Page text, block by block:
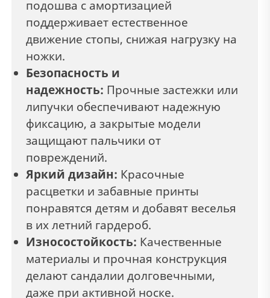
подошва с амортизацией
поддерживает естественное
движение стопы, снижая нагрузку на
ножки.
Безопасность и
надежность: Прочные застежки или
липучки обеспечивают надежную
фиксацию, а закрытые модели
защищают пальчики от
повреждений.
Яркий дизайн: Красочные
расцветки и забавные принты
понравятся детям и добавят веселья
в их летний гардероб.
Износостойкость: Качественные
материалы и прочная конструкция
делают сандалии долговечными,
даже при активной носке.